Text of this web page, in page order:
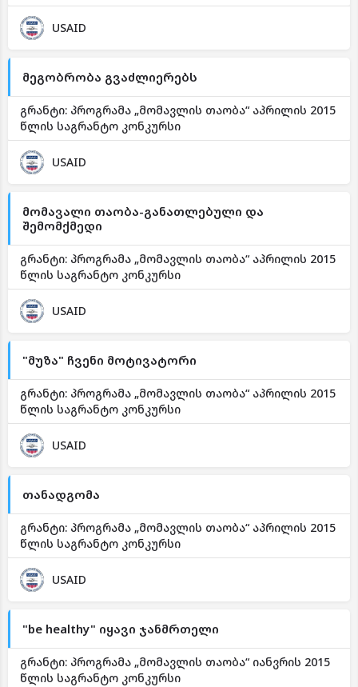
USAID
მეგობრობა გვაძლიერებს
გრანტი: პროგრამა „მომავლის თაობა“ აპრილის 2015
წლის საგრანტო კონკურსი
USAID
მომავალი თაობა-განათლებული და
შემომქმედი
გრანტი: პროგრამა „მომავლის თაობა“ აპრილის 2015
წლის საგრანტო კონკურსი
USAID
"მუზა" ჩვენი მოტივატორი
გრანტი: პროგრამა „მომავლის თაობა“ აპრილის 2015
წლის საგრანტო კონკურსი
USAID
თანადგომა
გრანტი: პროგრამა „მომავლის თაობა“ აპრილის 2015
წლის საგრანტო კონკურსი
USAID
"be healthy" იყავი ჯანმრთელი
გრანტი: პროგრამა „მომავლის თაობა“ იანვრის 2015
წლის საგრანტო კონკურსი